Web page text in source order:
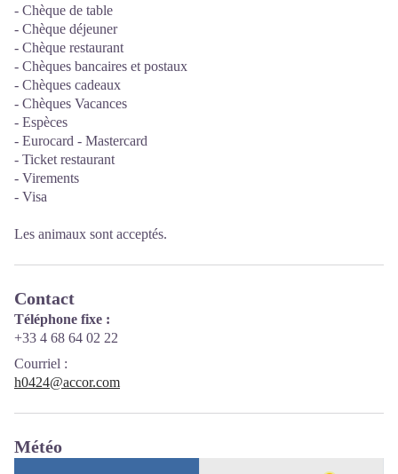
- Chèque de table
- Chèque déjeuner
- Chèque restaurant
- Chèques bancaires et postaux
- Chèques cadeaux
- Chèques Vacances
- Espèces
- Eurocard - Mastercard
- Ticket restaurant
- Virements
- Visa
Les animaux sont acceptés.
Contact
Téléphone fixe :
+33 4 68 64 02 22
Courriel :
h0424@accor.com
Météo